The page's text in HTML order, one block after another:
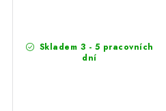
Skladem 3 - 5 pracovních
dní